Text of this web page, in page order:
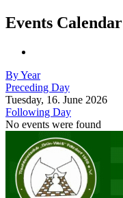
Events Calendar
By Year
Preceding Day
Tuesday, 16. June 2026
Following Day
No events were found